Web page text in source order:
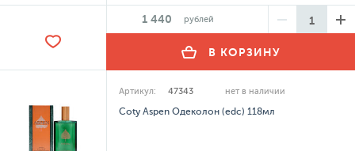
1 440 рублей
В КОРЗИНУ
Артикул: 47343 нет в наличии
Coty Aspen Одеколон (edc) 118мл